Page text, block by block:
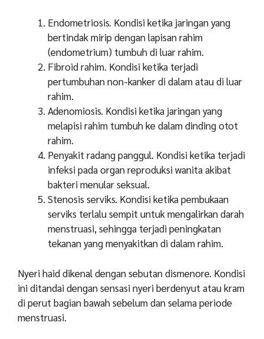
Endometriosis. Kondisi ketika jaringan yang
bertindak mirip dengan lapisan rahim
(endometrium) tumbuh di luar rahim.
Fibroid rahim. Kondisi ketika terjadi
pertumbuhan non-kanker di dalam atau di luar
rahim.
Adenomiosis. Kondisi ketika jaringan yang
melapisi rahim tumbuh ke dalam dinding otot
rahim.
Penyakit radang panggul. Kondisi ketika terjadi
infeksi pada organ reproduksi wanita akibat
bakteri menular seksual.
Stenosis serviks. Kondisi ketika pembukaan
serviks terlalu sempit untuk mengalirkan darah
menstruasi, sehingga terjadi peningkatan
tekanan yang menyakitkan di dalam rahim.
Nyeri haid dikenal dengan sebutan dismenore. Kondisi
ini ditandai dengan sensasi nyeri berdenyut atau kram
di perut bagian bawah sebelum dan selama periode
menstruasi.